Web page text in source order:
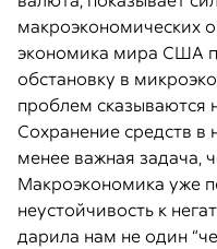
макроэкономических
экономика мира США
обстановку в
проблем сказываются
Сохранение средств в
менее важная задача,
Макроэкономика уже
неустойчивость к
дарила нам не один